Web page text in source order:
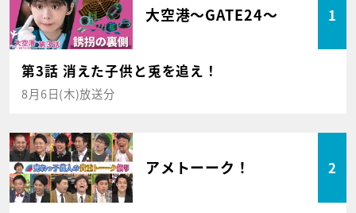
大空港～GATE24～ 1
第3話 消えた子供と兎を追え！
8月6日(木)放送分
アメトーーク！ 2